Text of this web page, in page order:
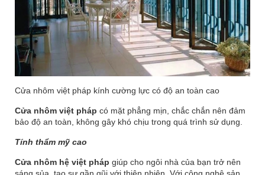
Cửa nhôm việt pháp kính cường lực có độ an toàn cao
Cửa nhôm việt pháp có mặt phẳng mịn, chắc chắn nên đảm
bảo độ an toàn, không gây khó chịu trong quá trình sử dụng.
Tính thẩm mỹ cao
Cửa nhôm hệ việt pháp giúp cho ngôi nhà của bạn trở nên